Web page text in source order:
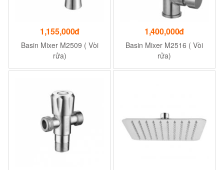
1,155,000đ
Basin Mixer M2509 ( Vòi
rửa)
1,400,000đ
Basin Mixer M2516 ( Vòi
rửa)